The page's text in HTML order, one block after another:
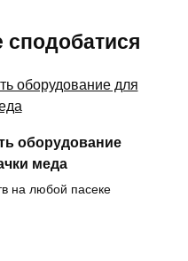
оборудование
меда
на любой пасеке